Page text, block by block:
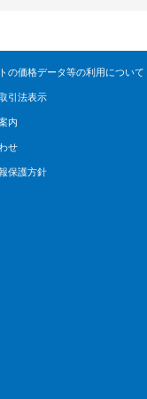
の価格データ等の利用について
引法表示
内
せ
保護方針